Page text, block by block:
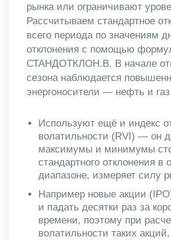
рынка или ограничивают
Рассчитываем стандартное
всего периода по значениям
отклонения с помощью
СТАНДОТКЛОН.В. В начале
сезона наблюдается
энергоносители — нефть и
Используют ещё и индекс
волатильности (RVI) — он
максимумы и минимумы
стандартного отклонения в
диапазоне, измеряет силу
Например новые акции
и падать десятки раз за
времени, поэтому при
волатильности таких